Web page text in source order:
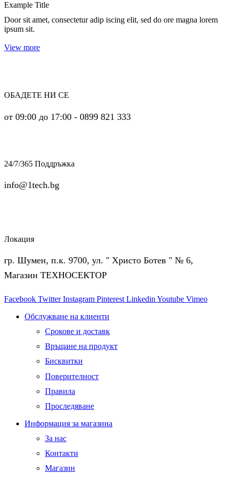
Example Title
Door sit amet, consectetur adip iscing elit, sed do ore magna lorem
ipsum sit.
View more
ОБАДЕТЕ НИ СЕ
от 09:00 до 17:00 - 0899 821 333
24/7/365 Поддръжка
info@1tech.bg
Локация
гр. Шумен, п.к. 9700, ул. " Христо Ботев " № 6,
Магазин ТЕХНОСЕКТОР
Facebook Twitter Instagram Pinterest Linkedin Youtube Vimeo
Обслужване на клиенти
Срокове и доставк
Връщане на продукт
Бисквитки
Поверителност
Правила
Проследяване
Информация за магазина
За нас
Контакти
Магазин